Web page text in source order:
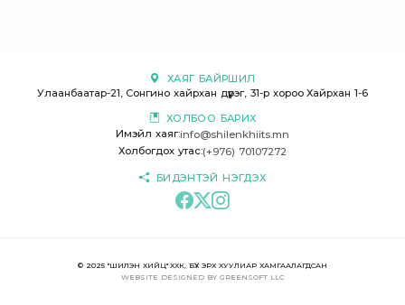
ХАЯГ БАЙРШИЛ
Улаанбаатар-21, Сонгино хайрхан дүүрэг, 31-р хороо Хайрхан 1-6
ХОЛБОО БАРИХ
Имэйл хаяг:info@shilenkhiits.mn
Холбогдох утас:(+976) 70107272
БИДЭНТЭЙ НЭГДЭХ
© 2025 "ШИЛЭН ХИЙЦ" ХХК, БҮХ ЭРХ ХУУЛИАР ХАМГААЛАГДСАН
WEBSITE DESIGNED BY GREENSOFTLLC